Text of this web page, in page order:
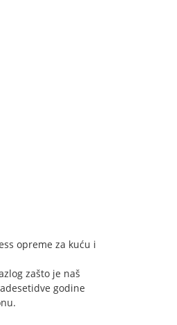
opreme za kuću i
zašto je naš
godine